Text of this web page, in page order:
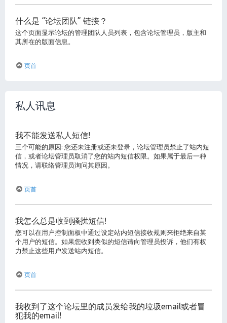
什么是 “论坛团队” 链接？
这个页面显示论坛的管理团队人员列表，包含论坛管理员，版主和
其所在的版面信息。
页首
私人讯息
我不能发送私人短信!
三个可能的原因: 您还未注册或还未登录，论坛管理员禁止了站内短
信，或者论坛管理员取消了您的站内短信权限。如果属于最后一种
情况，请联络管理员询问其原因。
页首
我怎么总是收到骚扰短信!
您可以在用户控制面板中通过设定站内短信接收规则来拒绝来自某
个用户的短信。如果您收到类似的短信请向管理员投诉，他们有权
力禁止这些用户发送站内短信。
页首
我收到了这个论坛里的成员发给我的垃圾email或者冒
犯我的email!